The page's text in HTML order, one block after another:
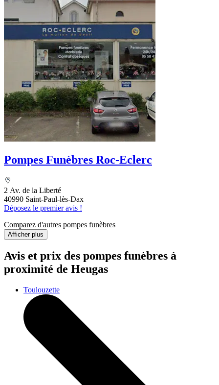
Pompes Funèbres Roc-Eclerc
2 Av. de la Liberté
40990 Saint-Paul-lès-Dax
Déposez le premier avis !
Comparez d'autres pompes funèbres
Afficher plus
Avis et prix des pompes funèbres à
proximité de Heugas
Toulouzette